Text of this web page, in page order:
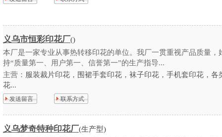
义乌市恒彩印花厂()
本厂是一家专业从事热转移印花的单位。我厂一贯重视产品质量，
持“质量第一、用户第一、信誉第一”的生产指导...
主营： 服装裁片印花，围裙手套印花，袜子印花，手机套印花，各
花...
发送留言 联系方式
义乌梦奇特种印花厂(生产型)